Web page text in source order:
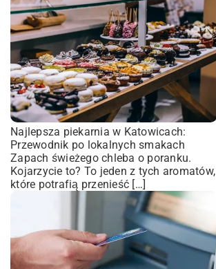
Najlepsza piekarnia w Katowicach:
Przewodnik po lokalnych smakach
Zapach świeżego chleba o poranku.
Kojarzycie to? To jeden z tych aromatów,
które potrafią przenieść […]